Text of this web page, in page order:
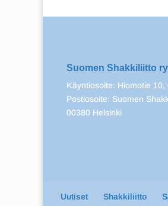
Suomen Shakkiliitto ry
Käyntiosoite: Hiomotie 10,
Postiosoite: Suomen
00380 Helsinki
Uutiset Shakkiliitto